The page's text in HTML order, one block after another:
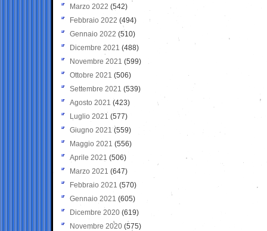
Marzo 2022 (542)
Febbraio 2022 (494)
Gennaio 2022 (510)
Dicembre 2021 (488)
Novembre 2021 (599)
Ottobre 2021 (506)
Settembre 2021 (539)
Agosto 2021 (423)
Luglio 2021 (577)
Giugno 2021(559)
Maggio 2021 (556)
Aprile 2021 (506)
Marzo 2021 (647)
Febbraio 2021 (570)
Gennaio 2021 (605)
Dicembre 2020 (619)
Novembre 2020 (575)